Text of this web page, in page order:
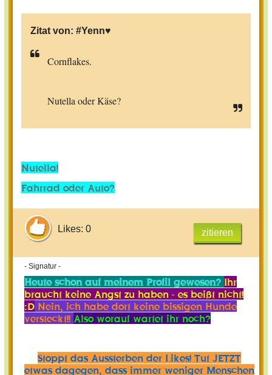
Zitat von: #Yenn♥
Cornflakes.
Nutella oder Käse?
Nutella!
Fahrrad oder Auto?
Likes: 0 zitieren
- Signatur -
Heute schon auf meinem Profil gewesen? Ihr
braucht keine Angst zu haben - es beißt nicht!
:D Nein, ich habe dort keine bissigen Hunde
versteckt!! Also worauf wartet ihr noch?
Stoppt das Aussterben der Likes! Tut JETZT
etwas dagegen, dass immer weniger Menschen